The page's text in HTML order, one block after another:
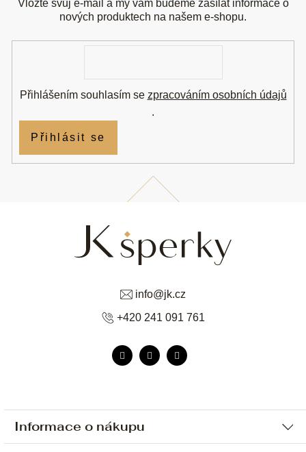
Informace o nákupu
info@jk.cz
+420 241 091 761
Vložte svůj e-mail a my vám budeme zasílat informace o
nových produktech na našem e-shopu.
Přihlášením souhlasím se zpracováním osobních údajů
.
Přihlásit se